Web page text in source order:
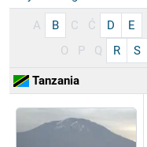
A B C Ć D E
O
P Q R S
Tanzania